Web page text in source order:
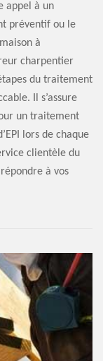
appel à un
préventif ou le
à
charpentier
du traitement
Il s’assure
un traitement
lors de chaque
clientèle du
à vos